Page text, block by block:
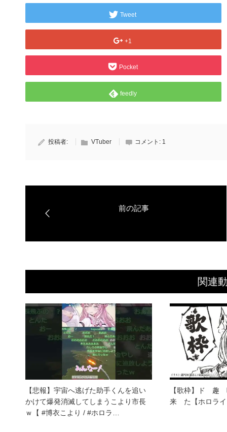
Tweet
+1
Pocket
feedly
投稿者: VTuber コメント: 1
関連
【悲報】宇宙へ逃げた助手くんを追い
かけて爆発消滅してしまうこより市長
ｗ【 #博衣こより / #ホロラ…
【歌枠】ド
来 た【ホロライ